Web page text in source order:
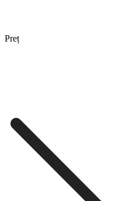
Preț